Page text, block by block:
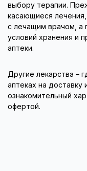
выбору терапии.
касающиеся
с лечащим врачом, а
условий хранения и
аптеки.
Другие лекарства –
аптеках на
ознакомительный
офертой.